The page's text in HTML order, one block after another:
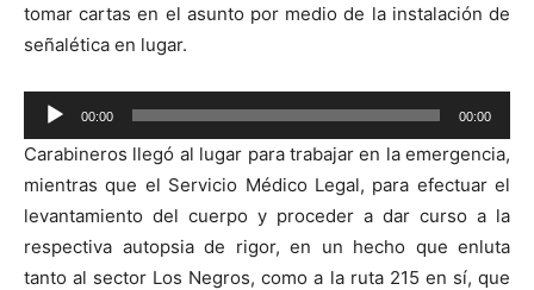
tomar cartas en el asunto por medio de la instalación de
señalética en lugar.
Reproductor
de
audio
00:00 00:00
Carabineros llegó al lugar para trabajar en la emergencia,
mientras que el Servicio Médico Legal, para efectuar el
levantamiento del cuerpo y proceder a dar curso a la
respectiva autopsia de rigor, en un hecho que enluta
tanto al sector Los Negros, como a la ruta 215 en sí, que